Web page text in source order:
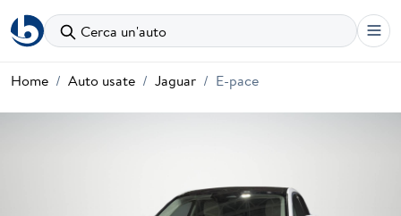
Cerca un'auto
Home Auto usate Jaguar E-pace